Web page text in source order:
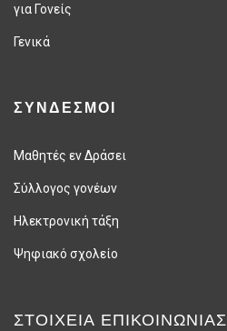
για Γονείς
Γενικά
ΣΥΝΔΕΣΜΟΙ
Μαθητές εν Δράσει
Σύλλογος γονέων
Ηλεκτρονική τάξη
Ψηφιακό σχολείο
ΣΤΟΙΧΕΊΑ ΕΠΙΚΟΙΝΩΝΊΑΣ